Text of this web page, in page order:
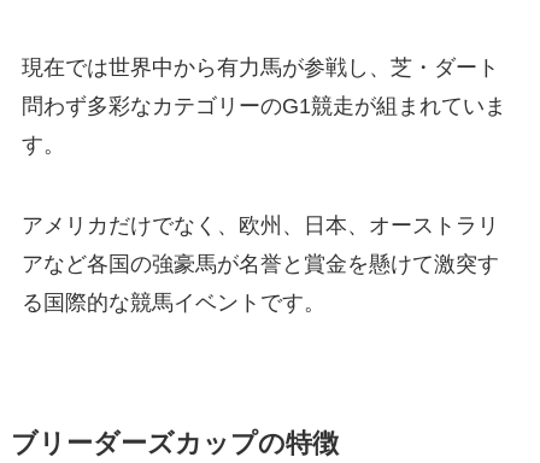
現在では世界中から有力馬が参戦し、芝・ダート
問わず多彩なカテゴリーのG1競走が組まれていま
す。
アメリカだけでなく、欧州、日本、オーストラリ
アなど各国の強豪馬が名誉と賞金を懸けて激突す
る国際的な競馬イベントです。
ブリーダーズカップの特徴